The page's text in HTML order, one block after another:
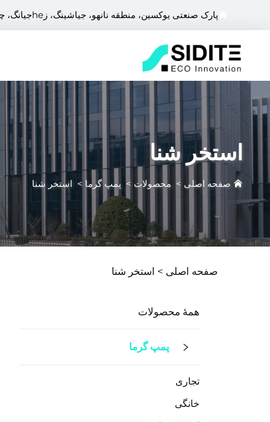
پارک صنعتی یوکسین، منطقه نانهو، جیاشینگ، زheجیانگ، چین
استخر شنا
صفحه اصلی > محصولات > پمپ گرما > استخر شنا
صفحه اصلی > استخر شنا
همهٔ محصولات
پمپ گرما
تجاری
خانگی